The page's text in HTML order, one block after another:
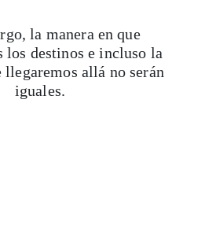
la manera en que
los destinos e incluso la
llegaremos allá no serán
iguales.